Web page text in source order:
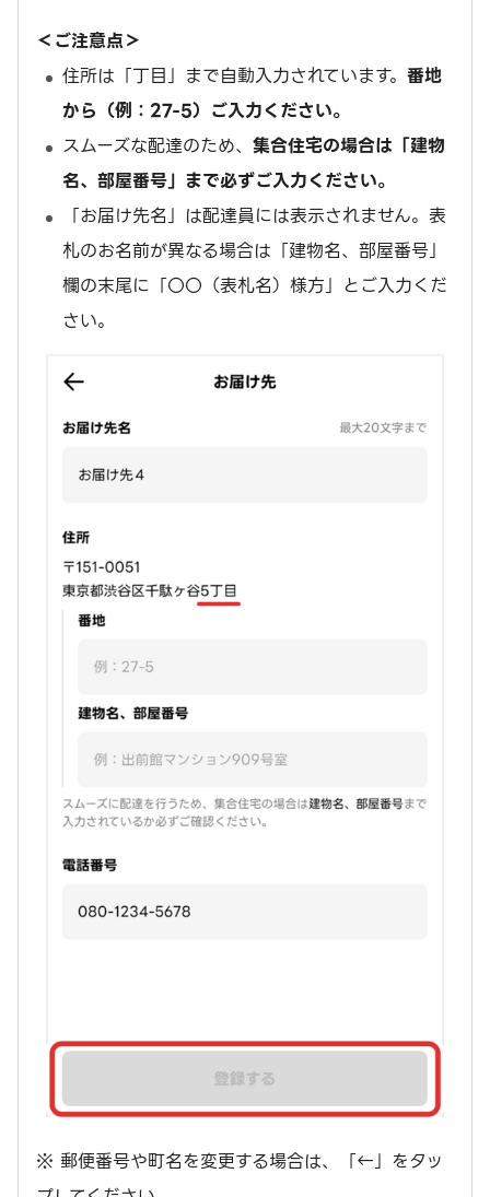
＜ご注意点＞
住所は「丁目」まで自動入力されています。 番地
から（例：27-5）ご入力ください。
スムーズな配達のため、 集合住宅の場合は「建物
名、部屋番号」まで必ずご入力ください。
「お届け先名」は配達員には表示されません。表
札のお名前が異なる場合は「建物名、部屋番号」
欄の末尾に「〇〇（表札名）様方」とご入力くだ
さい。
※ 郵便番号や町名を変更する場合は、「←」をタッ